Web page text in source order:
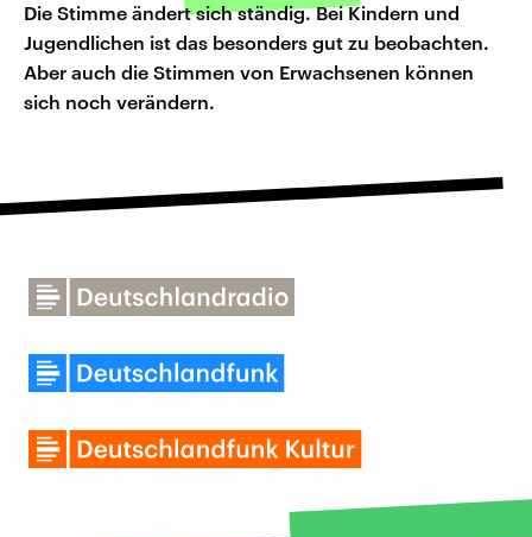
Die Stimme ändert sich ständig. Bei Kindern und
Jugendlichen ist das besonders gut zu beobachten.
Aber auch die Stimmen von Erwachsenen können
sich noch verändern.